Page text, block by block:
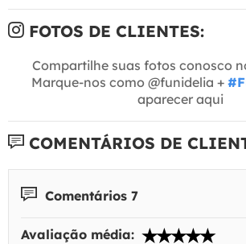
FOTOS DE CLIENTES:
Compartilhe suas fotos conosco
Marque-nos como @funidelia +
aparecer aqui
COMENTÁRIOS DE
Comentários 7
Avaliação média: